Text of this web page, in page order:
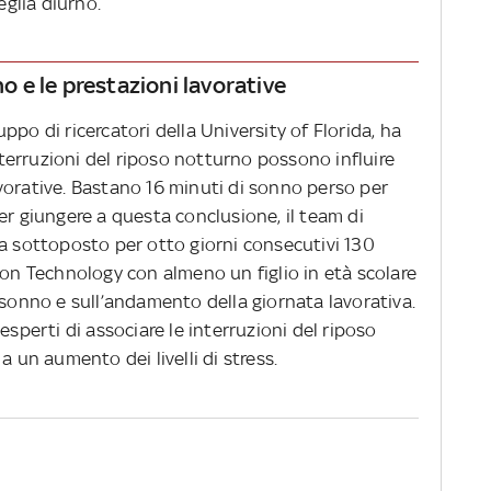
e le prestazioni lavorative
di ricercatori della University of Florida, ha
del riposo notturno possono influire
Bastano 16 minuti di sonno perso per
giungere a questa conclusione, il team di
sottoposto per otto giorni consecutivi 130
Technology con almeno un figlio in età scolare
e sull’andamento della giornata lavorativa.
di associare le interruzioni del riposo
un aumento dei livelli di stress.